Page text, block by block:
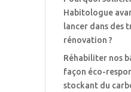
Habitologue
lancer dans des
rénovation ?
Réhabiliter nos
façon éco-
stockant du